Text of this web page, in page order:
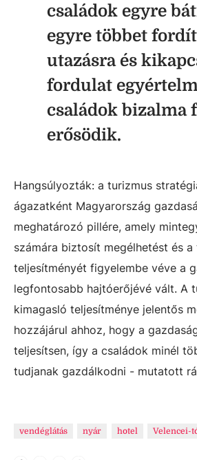
családok egyre
egyre többet
utazásra és
fordulat
családok bizalma
erősödik.
Hangsúlyozták: a turizmus
ágazatként Magyarország
meghatározó pillére, amely
számára biztosít megélhetést és a
teljesítményét figyelembe véve a
legfontosabb hajtóerőjévé vált. A
kimagasló teljesítménye jelentős
hozzájárul ahhoz, hogy a
teljesítsen, így a családok minél
tudjanak gazdálkodni - mutatott
vendéglátás nyár hotel Velencei-